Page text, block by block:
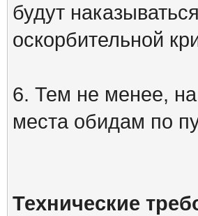
будут
оскорбительной
6. Тем не менее,
места обидам по
Технические